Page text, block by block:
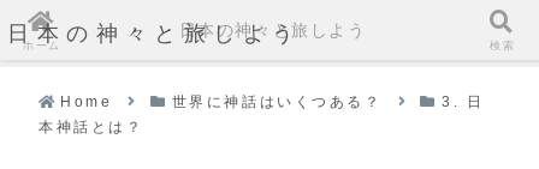
日本の神々と旅しよう
Home 世界に神話はいくつある？
3. 日
本神話とは？
ホーム
日本の神々と旅しよう
検索